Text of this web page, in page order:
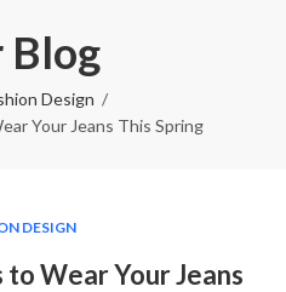
Blog
Design
Your Jeans This Spring
DESIGN
Wear Your Jeans